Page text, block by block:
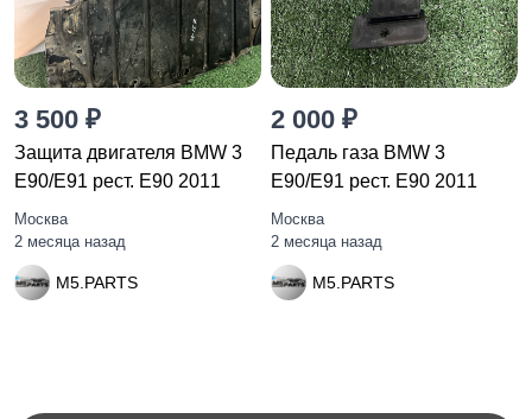
3 500 ₽
Защита двигателя BMW 3
E90/E91 рест. E90 2011
Москва
2 месяца назад
M5.PARTS
2 000 ₽
Педаль газа BMW 3
E90/E91 рест. E90 2011
Москва
2 месяца назад
M5.PARTS